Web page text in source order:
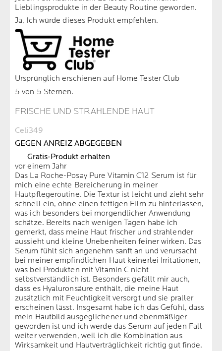
Lieblingsprodukte in der Beauty Routine geworden.
Ja, Ich würde dieses Produkt empfehlen.
Ursprünglich erschienen auf Home Tester Club
5 von 5 Sternen.
FRISCHE UND STRAHLENDE HAUT
Celi349
GEGEN ANREIZ ABGEGEBEN
Gratis-Produkt erhalten
vor einem Jahr
Das La Roche-Posay Pure Vitamin C12 Serum ist für
mich eine echte Bereicherung in meiner
Hautpflegeroutine. Die Textur ist leicht und zieht sehr
schnell ein, ohne einen fettigen Film zu hinterlassen,
was ich besonders bei morgendlicher Anwendung
schätze. Bereits nach wenigen Tagen habe ich
gemerkt, dass meine Haut frischer und strahlender
aussieht und kleine Unebenheiten feiner wirken. Das
Serum fühlt sich angenehm sanft an und verursacht
bei meiner empfindlichen Haut keinerlei Irritationen,
was bei Produkten mit Vitamin C nicht
selbstverständlich ist. Besonders gefällt mir auch,
dass es Hyaluronsäure enthält, die meine Haut
zusätzlich mit Feuchtigkeit versorgt und sie praller
erscheinen lässt. Insgesamt habe ich das Gefühl, dass
mein Hautbild ausgeglichener und ebenmäßiger
geworden ist und ich werde das Serum auf jeden Fall
weiter verwenden, weil ich die Kombination aus
Wirksamkeit und Hautverträglichkeit richtig gut finde.